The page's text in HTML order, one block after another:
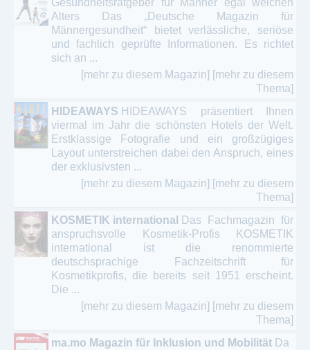
Gesundheitsratgeber für Männer egal welchen
Alters Das „Deutsche Magazin für
Männergesundheit“ bietet verlässliche, seriöse
und fachlich geprüfte Informationen. Es richtet
sich an ...
[mehr zu diesem Magazin] [mehr zu diesem
Thema]
HIDEAWAYS HIDEAWAYS präsentiert Ihnen
viermal im Jahr die schönsten Hotels der Welt.
Erstklassige Fotografie und ein großzügiges
Layout unterstreichen dabei den Anspruch, eines
der exklusivsten ...
[mehr zu diesem Magazin] [mehr zu diesem
Thema]
KOSMETIK international
Das Fachmagazin für
anspruchsvolle Kosmetik-Profis KOSMETIK
international ist die renommierte
deutschsprachige Fachzeitschrift für
Kosmetikprofis, die bereits seit 1951 erscheint.
Die ...
[mehr zu diesem Magazin] [mehr zu diesem
Thema]
ma.mo Magazin für Inklusion und Mobilität Da